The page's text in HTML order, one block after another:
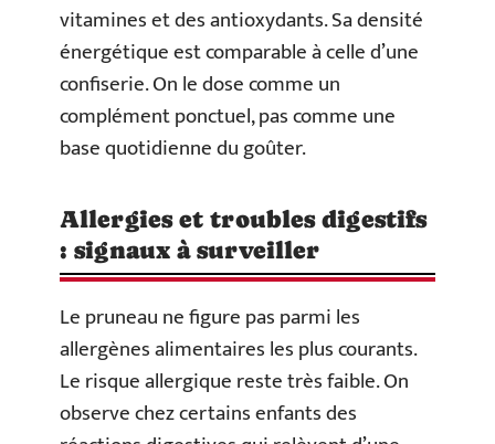
vitamines et des antioxydants. Sa densité
énergétique est comparable à celle d’une
confiserie. On le dose comme un
complément ponctuel, pas comme une
base quotidienne du goûter.
Allergies et troubles digestifs
: signaux à surveiller
Le pruneau ne figure pas parmi les
allergènes alimentaires les plus courants.
Le risque allergique reste très faible. On
observe chez certains enfants des